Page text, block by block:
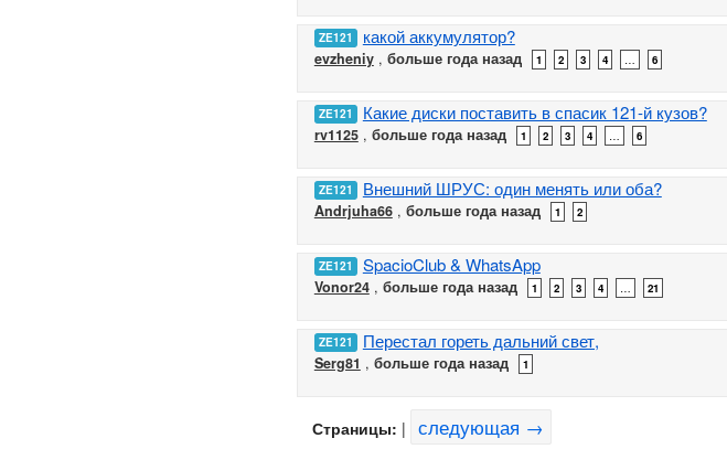
ZE121 какой аккумулятор?
evzheniy, больше года назад 1 2 3 4 6
ZE121 Какие диски поставить в спасик 121-й кузов?
rv1125, больше года назад 1 2 3 4 6
ZE121 Внешний ШРУС: один менять или оба?
Andrjuha66, больше года назад 1 2
ZE121 SpacioClub & WhatsApp
Vonor24, больше года назад 1 2 3 4 21
ZE121 Перестал гореть дальний свет,
Serg81 , больше года назад 1
Страницы: | следующая →